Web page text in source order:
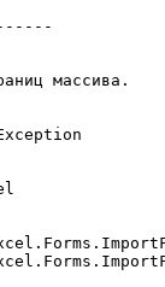
массива.